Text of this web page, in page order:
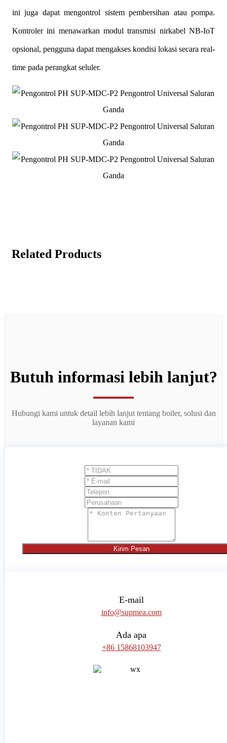
ini juga dapat mengontrol sistem pembersihan atau pompa.
Kontroler ini menawarkan modul transmisi nirkabel NB-IoT
opsional, pengguna dapat mengakses kondisi lokasi secara real-
time pada perangkat seluler.
Related Products
Butuh informasi lebih lanjut?
Hubungi kami untuk detail lebih lanjut tentang boiler, solusi dan
layanan kami
Kirim Pesan
E-mail
info@supmea.com
Ada apa
+86 15868103947